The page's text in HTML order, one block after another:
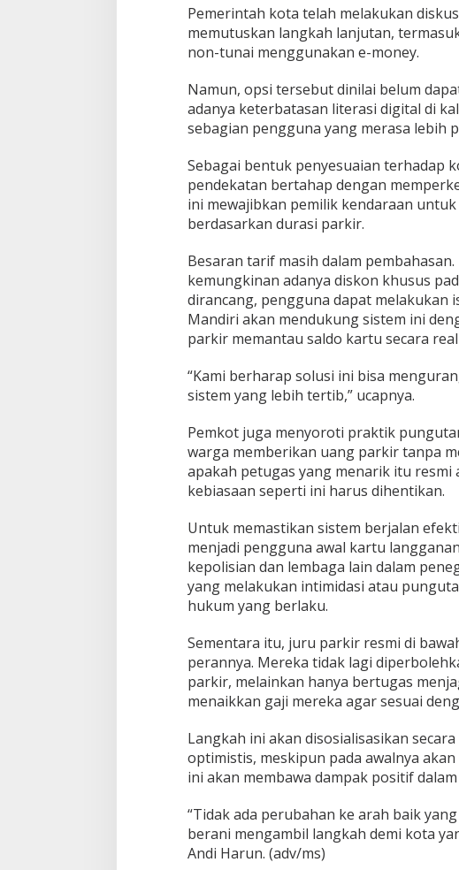
Pemerintah kota telah melakukan
memutuskan langkah lanjutan,
non-tunai menggunakan e-money.
Namun, opsi tersebut dinilai belum
adanya keterbatasan literasi digital di
sebagian pengguna yang merasa lebih
Sebagai bentuk penyesuaian terhadap
pendekatan bertahap dengan
ini mewajibkan pemilik kendaraan
berdasarkan durasi parkir.
Besaran tarif masih dalam
kemungkinan adanya diskon khusus
dirancang, pengguna dapat melakukan
Mandiri akan mendukung sistem ini
parkir memantau saldo kartu secara
“Kami berharap solusi ini bisa
sistem yang lebih tertib,” ucapnya.
Pemkot juga menyoroti praktik
warga memberikan uang parkir tanpa
apakah petugas yang menarik itu resmi
kebiasaan seperti ini harus dihentikan.
Untuk memastikan sistem berjalan
menjadi pengguna awal kartu
kepolisian dan lembaga lain dalam
yang melakukan intimidasi atau
hukum yang berlaku.
Sementara itu, juru parkir resmi di
perannya. Mereka tidak lagi
parkir, melainkan hanya bertugas
menaikkan gaji mereka agar sesuai
Langkah ini akan disosialisasikan
optimistis, meskipun pada awalnya
ini akan membawa dampak positif
“Tidak ada perubahan ke arah baik
berani mengambil langkah demi kota
Andi Harun. (adv/ms)